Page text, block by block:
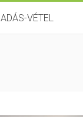
ADÁS-VÉTEL